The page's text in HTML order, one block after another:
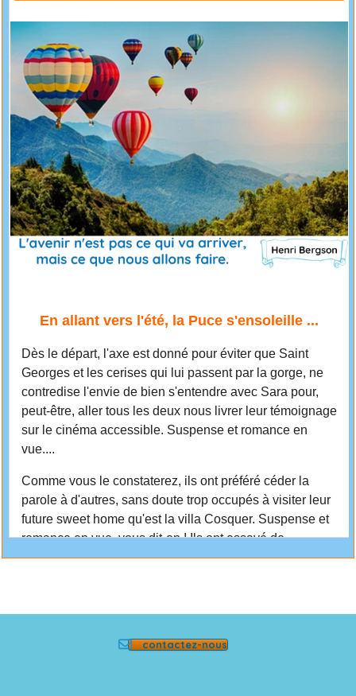
contactez-nous